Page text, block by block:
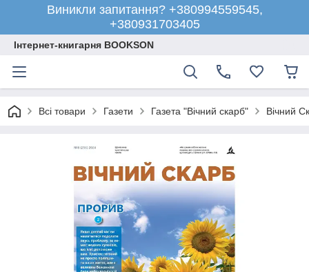
Виникли запитання? +380994559545,
+380931703405
Інтернет-книгарня BOOKSON
Всі товари Газети Газета "Вічний скарб" Вічний